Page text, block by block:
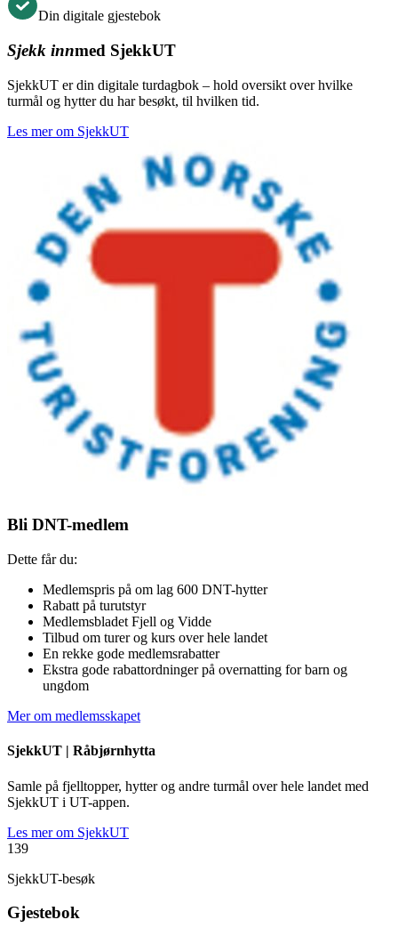
Din digitale gjestebok
Sjekk innmed SjekkUT
SjekkUT er din digitale turdagbok – hold oversikt over hvilke
turmål og hytter du har besøkt, til hvilken tid.
Les mer om SjekkUT
Bli DNT-medlem
Dette får du:
Medlemspris på om lag 600 DNT-hytter
Rabatt på turutstyr
Medlemsbladet Fjell og Vidde
Tilbud om turer og kurs over hele landet
En rekke gode medlemsrabatter
Ekstra gode rabattordninger på overnatting for barn og
ungdom
Mer om medlemsskapet
SjekkUT | Råbjørnhytta
Samle på fjelltopper, hytter og andre turmål over hele landet med
SjekkUT i UT-appen.
Les mer om SjekkUT
139
SjekkUT-besøk
Gjestebok